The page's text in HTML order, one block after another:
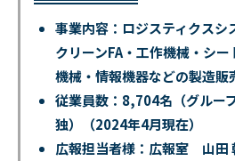
事業内容：ロジスティクスシ
クリーンFA・工作機械・シ
機械・情報機器などの製造販
従業員数：8,704名（グルー
独）（2024年4月現在）
広報担当者様：広報室 山田